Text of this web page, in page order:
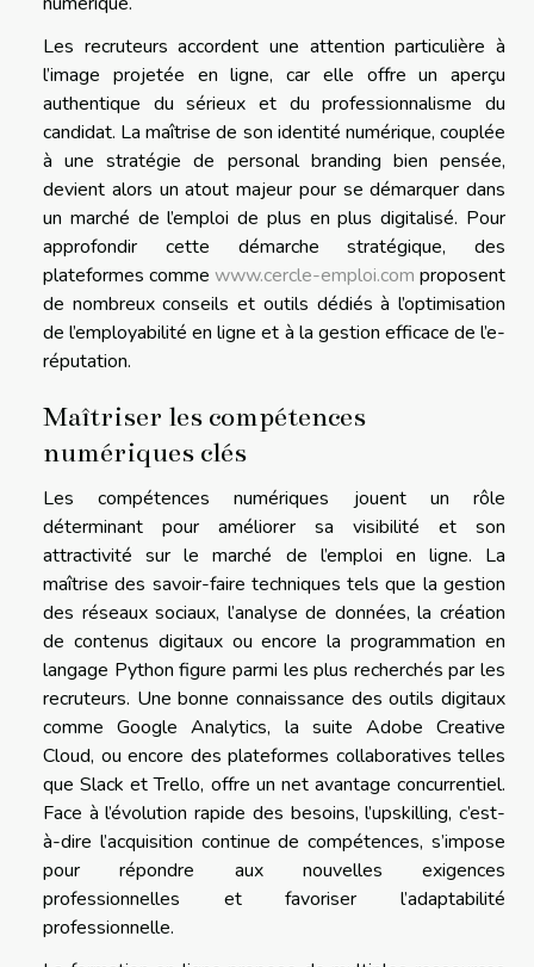
Les recruteurs accordent une attention particulière à
l’image projetée en ligne, car elle offre un aperçu
authentique du sérieux et du professionnalisme du
candidat. La maîtrise de son identité numérique, couplée
à une stratégie de personal branding bien pensée,
devient alors un atout majeur pour se démarquer dans
un marché de l’emploi de plus en plus digitalisé. Pour
approfondir cette démarche stratégique, des
plateformes comme www.cercle-emploi.com proposent
de nombreux conseils et outils dédiés à l’optimisation
de l’employabilité en ligne et à la gestion efficace de l’e-
réputation.
Maîtriser les compétences
numériques clés
Les compétences numériques jouent un rôle
déterminant pour améliorer sa visibilité et son
attractivité sur le marché de l’emploi en ligne. La
maîtrise des savoir-faire techniques tels que la gestion
des réseaux sociaux, l’analyse de données, la création
de contenus digitaux ou encore la programmation en
langage Python figure parmi les plus recherchés par les
recruteurs. Une bonne connaissance des outils digitaux
comme Google Analytics, la suite Adobe Creative
Cloud, ou encore des plateformes collaboratives telles
que Slack et Trello, offre un net avantage concurrentiel.
Face à l’évolution rapide des besoins, l’upskilling, c’est-
à-dire l’acquisition continue de compétences, s’impose
pour répondre aux nouvelles exigences
professionnelles et favoriser l’adaptabilité
professionnelle.